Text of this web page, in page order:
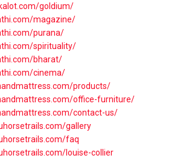
goldium/
magazine/
purana/
spirituality/
bharat/
cinema/
products/
office-furniture/
contact-us/
gallery
faq
louise-collier